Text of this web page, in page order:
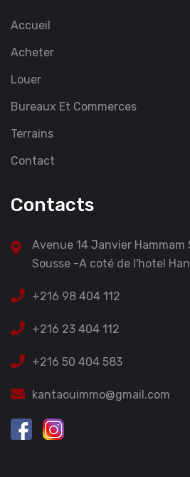
Accueil
Acheter
Louer
Bureaux Et Commerces
Terrains
Contact
Contacts
Avenue 14 Janvier Hammam
Sousse -A coté de l'hotel
+216 98 404 112
+216 23 404 112
+216 50 404 583
kantaouimmo@gmail.com